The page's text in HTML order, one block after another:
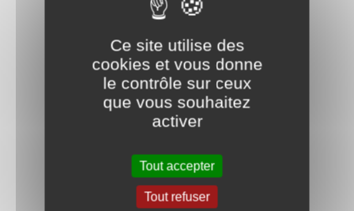
Ce site utilise des
cookies et vous donne
le contrôle sur ceux
que vous souhaitez
activer
Tout accepter
Tout refuser